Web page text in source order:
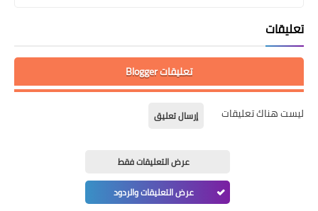
تعليقات
تعليقات Blogger
ليست هناك تعليقات إرسال تعليق
عرض التعليقات فقط
عرض التعليقات والردود